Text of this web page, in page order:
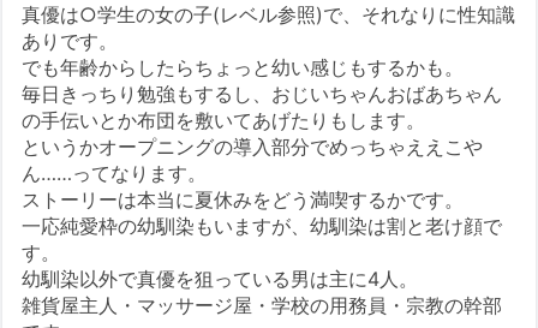
真優は○学生の女の子(レベル参照)で、それなりに性知識
ありです。
でも年齢からしたらちょっと幼い感じもするかも。
毎日きっちり勉強もするし、おじいちゃんおばあちゃん
の手伝いとか布団を敷いてあげたりもします。
というかオープニングの導入部分でめっちゃええこや
ん……ってなります。
ストーリーは本当に夏休みをどう満喫するかです。
一応純愛枠の幼馴染もいますが、幼馴染は割と老け顔で
す。
幼馴染以外で真優を狙っている男は主に4人。
雑貨屋主人・マッサージ屋・学校の用務員・宗教の幹部